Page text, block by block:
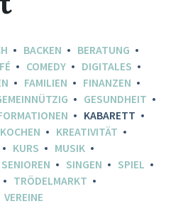
BACKEN
BERATUNG
COMEDY
DIGITALES
FAMILIEN
FINANZEN
GESUNDHEIT
KABARETT
KOCHEN
KREATIVITÄT
KURS
MUSIK
SENIOREN SINGEN
SPIEL
TRÖDELMARKT
VEREINE